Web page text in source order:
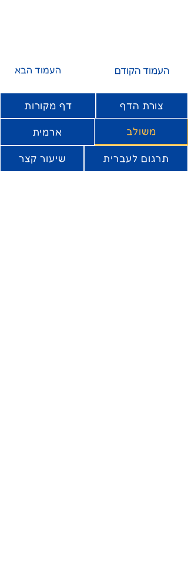
העמוד הבא העמוד הקודם
צורת הדף דף מקורות
משולב ארמית
תרגום לעברית שיעור קצר